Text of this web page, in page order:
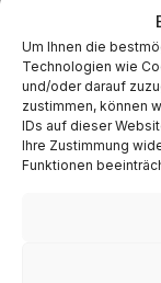
Um Ihnen die
Technologien wie
und/oder darauf
zustimmen, können
IDs auf dieser
Ihre Zustimmung
Funktionen
September
August 2024
Juli 2024
Juni 2024
Mai 2024